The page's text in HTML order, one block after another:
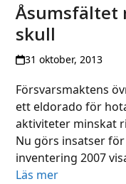
Åsumsfältet
skull
31 oktober, 2013
Försvarsmaktens
ett eldorado för
aktiviteter minskat
Nu görs insatser
inventering 2007
Läs mer